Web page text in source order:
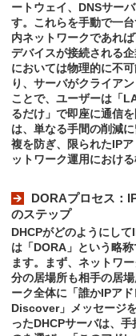
ートウェイ、DNSサー
す。これらを手動で一
内ネットワークであれ
デバイスが接続される
においては物理的に不
り、サーバがクライア
ことで、ユーザーは「
るだけ」で即座に通信
は、単なる手間の削減
複を防ぎ、限られたIP
ットワーク運用におけ
DORAプロセス：
のステップ
DHCPがどのようにし
は「DORA」という略
ます。まず、ネットワ
分の居場所も相手の居
ーク全体に「誰かIPア
Discover」メッセージ
ったDHCPサーバは、